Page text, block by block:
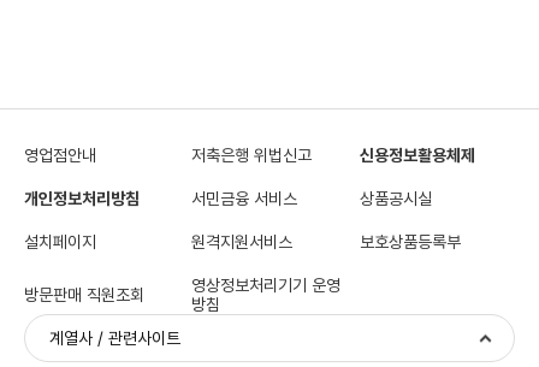
영업점안내 저축은행 위법신고 신용정보활용체제
개인정보처리방침 서민금융 서비스 상품공시실
설치페이지 원격지원서비스 보호상품등록부
방문판매 직원조회
영상정보처리기기 운영
방침
계열사 / 관련사이트